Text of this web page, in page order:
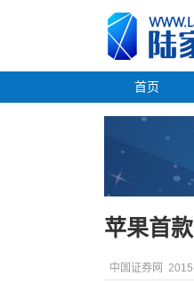
首页
苹果首
中国证券网